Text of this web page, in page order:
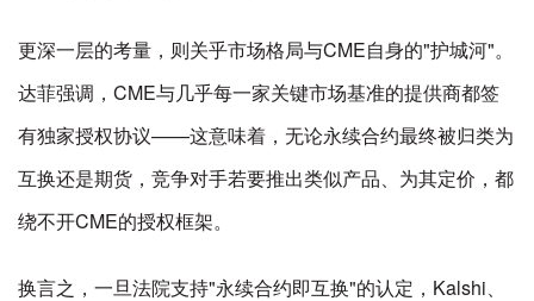
更深一层的考量，则关乎市场格局与CME自身的"护城河"。
达菲强调，CME与几乎每一家关键市场基准的提供商都签
有独家授权协议——这意味着，无论永续合约最终被归类为
互换还是期货，竞争对手若要推出类似产品、为其定价，都
绕不开CME的授权框架。
换言之，一旦法院支持"永续合约即互换"的认定，Kalshi、